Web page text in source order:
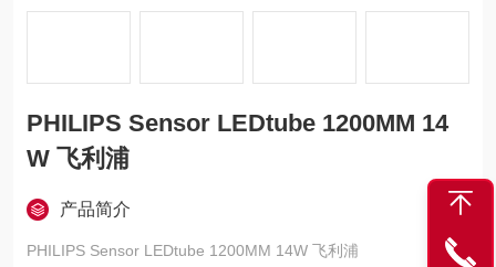
PHILIPS Sensor LEDtube 1200MM 14
W 飞利浦
产品简介
PHILIPS Sensor LEDtube 1200MM 14W 飞利浦